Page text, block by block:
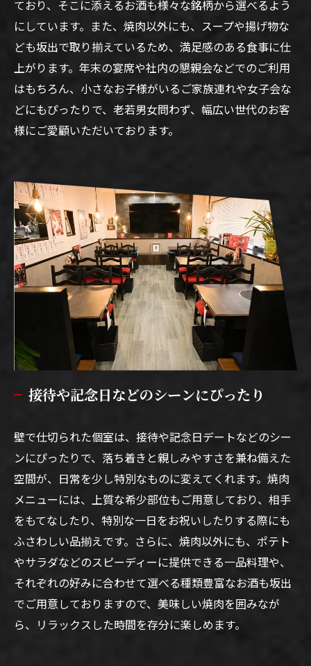
ており、そこに添えるお酒も様々な銘柄から選べるよう
にしています。また、焼肉以外にも、スープや揚げ物な
ども坂出で取り揃えているため、満足感のある食事に仕
上がります。年末の宴席や社内の懇親会などでのご利用
はもちろん、小さなお子様がいるご家族連れや女子会な
どにもぴったりで、老若男女問わず、幅広い世代のお客
様にご愛顧いただいております。
接待や記念日などのシーンにぴったり
壁で仕切られた個室は、接待や記念日デートなどのシー
ンにぴったりで、落ち着きと親しみやすさを兼ね備えた
空間が、日常を少し特別なものに変えてくれます。焼肉
メニューには、上質な希少部位もご用意しており、相手
をもてなしたり、特別な一日をお祝いしたりする際にも
ふさわしい品揃えです。さらに、焼肉以外にも、ポテト
やサラダなどのスピーディーに提供できる一品料理や、
それぞれの好みに合わせて選べる種類豊富なお酒も坂出
でご用意しておりますので、美味しい焼肉を囲みなが
ら、リラックスした時間を存分に楽しめます。